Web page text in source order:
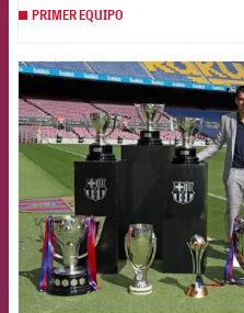
PRIMER EQUIPO